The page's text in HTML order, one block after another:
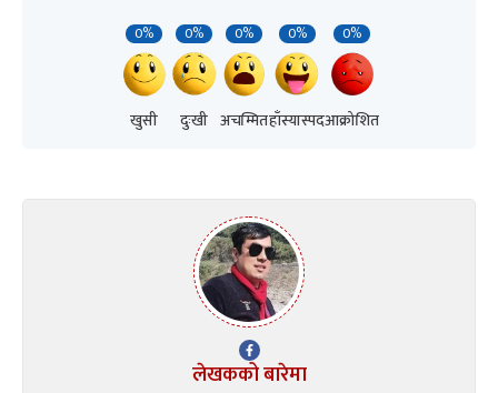
0%
खुसी
0%
दुःखी
0%
अचम्मित
0%
हाँस्यास्पद
0%
आक्रोशित
लेखकको बारेमा